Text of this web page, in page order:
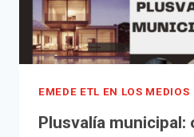
EMEDE ETL EN LOS MEDIOS
Plusvalía municipal: